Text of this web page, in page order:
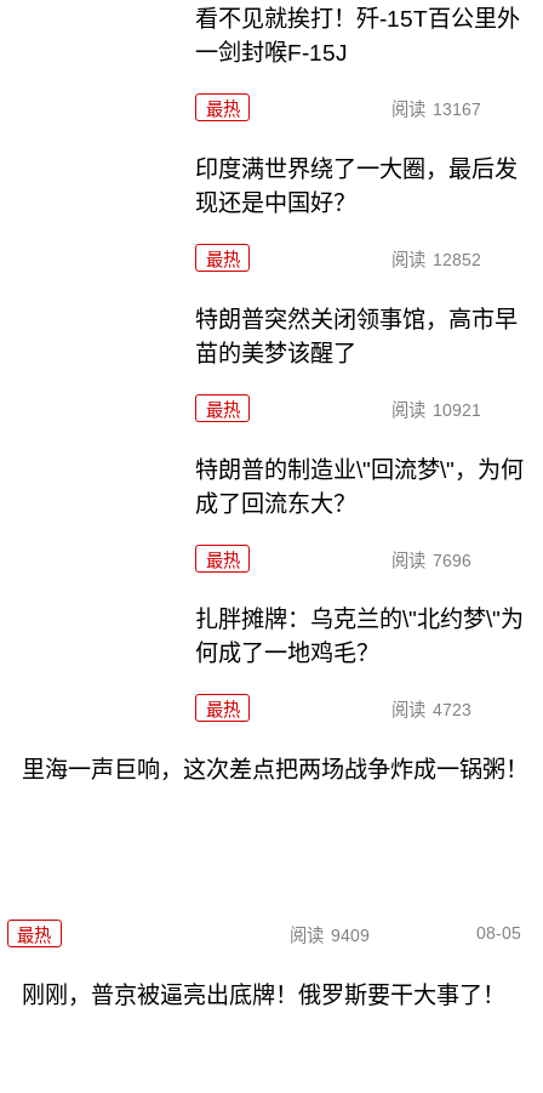
看不见就挨打！歼-15T百公里外
一剑封喉F-15J
最热 阅读 13167
印度满世界绕了一大圈，最后发
现还是中国好？
最热 阅读 12852
特朗普突然关闭领事馆，高市早
苗的美梦该醒了
最热 阅读 10921
特朗普的制造业\"回流梦\"，为何
成了回流东大？
最热 阅读 7696
扎胖摊牌：乌克兰的\"北约梦\"为
何成了一地鸡毛？
最热 阅读 4723
里海一声巨响，这次差点把两场战争炸成一锅粥！
最热 阅读 9409 08-05
刚刚，普京被逼亮出底牌！俄罗斯要干大事了！